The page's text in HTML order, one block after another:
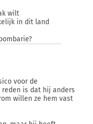
wilt
in dit land
voor de
is dat hij anders
willen ze hem vast